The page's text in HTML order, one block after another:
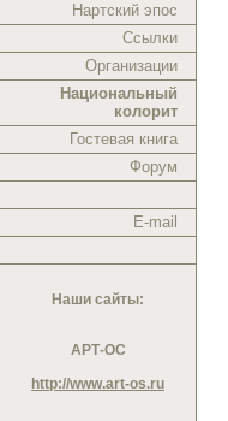
Нартский эпос
Ссылки
Организации
Национальный
колорит
Гостевая книга
Форум
E-mail
Наши сайты:
АРТ-ОС
http://www.art-os.ru